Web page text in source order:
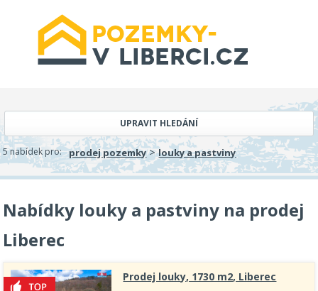
UPRAVIT HLEDÁNÍ
5 nabídek pro: prodej pozemky>louky a pastviny
Nabídky louky a pastviny na prodej
Liberec
Prodej louky, 1730 m2, Liberec